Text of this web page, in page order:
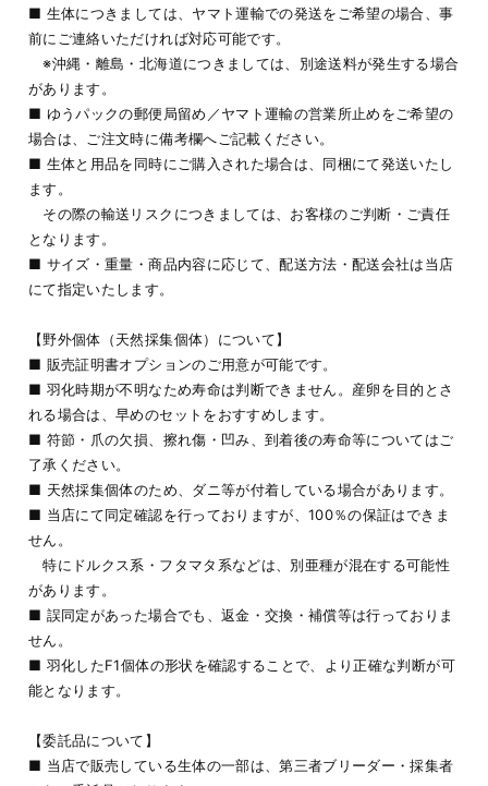
■ 生体につきましては、ヤマト運輸での発送をご希望の場合、事
前にご連絡いただければ対応可能です。
※沖縄・離島・北海道につきましては、別途送料が発生する場合
があります。
■ ゆうパックの郵便局留め／ヤマト運輸の営業所止めをご希望の
場合は、ご注文時に備考欄へご記載ください。
■ 生体と用品を同時にご購入された場合は、同梱にて発送いたし
ます。
その際の輸送リスクにつきましては、お客様のご判断・ご責任
となります。
■ サイズ・重量・商品内容に応じて、配送方法・配送会社は当店
にて指定いたします。
【野外個体（天然採集個体）について】
■ 販売証明書オプションのご用意が可能です。
■ 羽化時期が不明なため寿命は判断できません。産卵を目的とさ
れる場合は、早めのセットをおすすめします。
■ 符節・爪の欠損、擦れ傷・凹み、到着後の寿命等についてはご
了承ください。
■ 天然採集個体のため、ダニ等が付着している場合があります。
■ 当店にて同定確認を行っておりますが、100％の保証はできま
せん。
特にドルクス系・フタマタ系などは、別亜種が混在する可能性
があります。
■ 誤同定があった場合でも、返金・交換・補償等は行っておりま
せん。
■ 羽化したF1個体の形状を確認することで、より正確な判断が可
能となります。
【委託品について】
■ 当店で販売している生体の一部は、第三者ブリーダー・採集者